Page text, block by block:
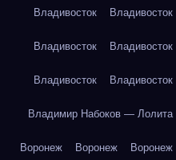
Владивосток Владивосток
Владивосток Владивосток
Владивосток Владивосток
Владимир Набоков — Лолита
Воронеж Воронеж Воронеж